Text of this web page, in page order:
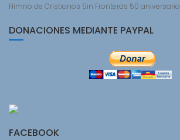
Himno de Cristianos Sin Fronteras 50 aniversario
DONACIONES MEDIANTE PAYPAL
FACEBOOK